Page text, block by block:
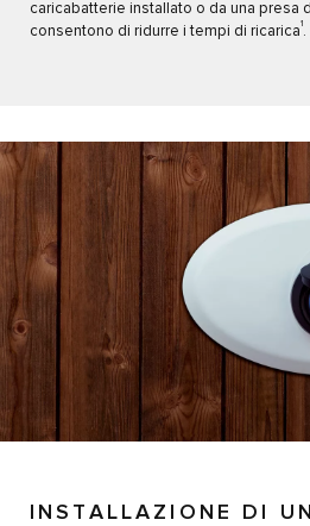
caricabatterie installato o da una presa
consentono di ridurre i tempi di ricarica1.
INSTALLAZIONE DI UN